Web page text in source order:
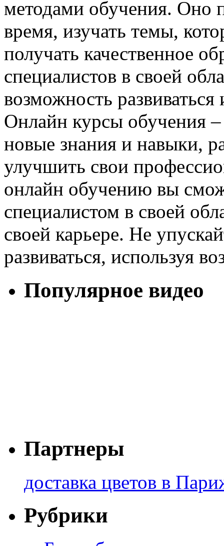
методами обучения. Оно
время, изучать темы,
получать качественное
специалистов в своей
возможность
Онлайн курсы обучения
новые знания и навыки,
улучшить свои
онлайн обучению вы
специалистом в своей
своей карьере. Не
развиваться, используя
Популярное видео
Партнеры
доставка цветов в
Рубрики